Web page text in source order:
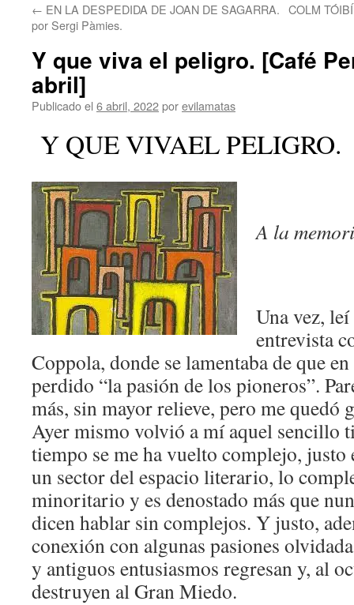
← EN LA DESPEDIDA DE JOAN DE SAGARRA.
por Sergi Pàmies.
COLM
Y que viva el peligro. [Café
abril]
Publicado el 6 abril, 2022porevilamatas
Y QUE VIVAEL PELIGRO.
A la
Una vez,
entrevista
Coppola, donde se lamentaba de que
perdido “la pasión de los pioneros”.
más, sin mayor relieve, pero me quedó
Ayer mismo volvió a mí aquel sencillo
tiempo se me ha vuelto complejo, justo
un sector del espacio literario, lo
minoritario y es denostado más que
dicen hablar sin complejos. Y justo,
conexión con algunas pasiones
y antiguos entusiasmos regresan y, al
destruyen al Gran Miedo.